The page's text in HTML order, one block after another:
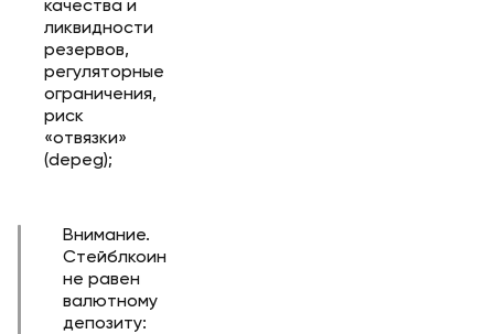
качества и
ликвидности
резервов,
регуляторные
ограничения,
риск
«отвязки»
(depeg);
Внимание.
Стейблкоин
не равен
валютному
депозиту: